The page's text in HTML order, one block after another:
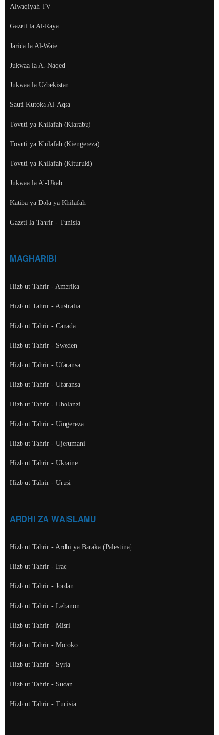
Alwaqiyah TV
Gazeti la Al-Raya
Jarida la Al-Waie
Jukwaa la Al-Naqed
Jukwaa la Uzbekistan
Sauti Kutoka Al-Aqsa
Tovuti ya Khilafah (Kiarabu)
Tovuti ya Khilafah (Kiengereza)
Tovuti ya Khilafah (Kituruki)
Jukwaa la Al-Ukab
Katiba ya Dola ya Khilafah
Gazeti la Tahrir - Tunisia
MAGHARIBI
Hizb ut Tahrir - Amerika
Hizb ut Tahrir - Australia
Hizb ut Tahrir - Canada
Hizb ut Tahrir - Sweden
Hizb ut Tahrir - Ufaransa
Hizb ut Tahrir - Ufaransa
Hizb ut Tahrir - Uholanzi
Hizb ut Tahrir - Uingereza
Hizb ut Tahrir - Ujerumani
Hizb ut Tahrir - Ukraine
Hizb ut Tahrir - Urusi
ARDHI ZA WAISLAMU
Hizb ut Tahrir - Ardhi ya Baraka (Palestina)
Hizb ut Tahrir - Iraq
Hizb ut Tahrir - Jordan
Hizb ut Tahrir - Lebanon
Hizb ut Tahrir - Misri
Hizb ut Tahrir - Moroko
Hizb ut Tahrir - Syria
Hizb ut Tahrir - Sudan
Hizb ut Tahrir - Tunisia